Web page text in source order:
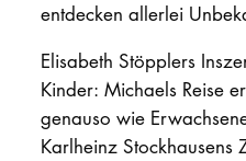
entdecken allerlei
Elisabeth Stöpplers
Kinder: Michaels Reise
genauso wie
Karlheinz Stockhausens